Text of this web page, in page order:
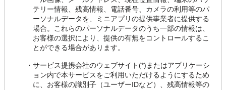
テリー情報、残高情報、電話番号、カメラの利用等のパ
ーソナルデータを、ミニアプリの提供事業者に提供する
場合。これらのパーソナルデータのうち一部の情報は、
お客様の選択により、提供の有無をコントロールするこ
とができる場合があります。
・ サービス提携会社のウェブサイト(*)またはアプリケーシ
ョン内で本サービスをご利用いただけるようにするため
に、お客様の識別子（ユーザーIDなど）、残高情報等の